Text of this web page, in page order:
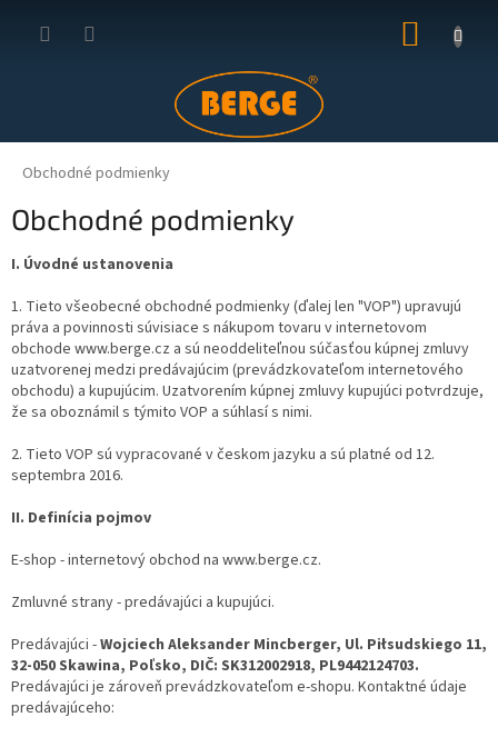
KOŠÍK
Obchodné podmienky
Obchodné podmienky
I. Úvodné ustanovenia
1. Tieto všeobecné obchodné podmienky (ďalej len "VOP") upravujú
práva a povinnosti súvisiace s nákupom tovaru v internetovom
obchode www.berge.cz a sú neoddeliteľnou súčasťou kúpnej zmluvy
uzatvorenej medzi predávajúcim (prevádzkovateľom internetového
obchodu) a kupujúcim. Uzatvorením kúpnej zmluvy kupujúci potvrdzuje,
že sa oboznámil s týmito VOP a súhlasí s nimi.
2. Tieto VOP sú vypracované v českom jazyku a sú platné od 12.
septembra 2016.
II. Definícia pojmov
E-shop - internetový obchod na www.berge.cz.
Zmluvné strany - predávajúci a kupujúci.
Predávajúci -Wojciech Aleksander Mincberger, Ul. Piłsudskiego 11,
32-050 Skawina, Poľsko, DIČ: SK312002918, PL9442124703.
Predávajúci je zároveň prevádzkovateľom e-shopu. Kontaktné údaje
predávajúceho: